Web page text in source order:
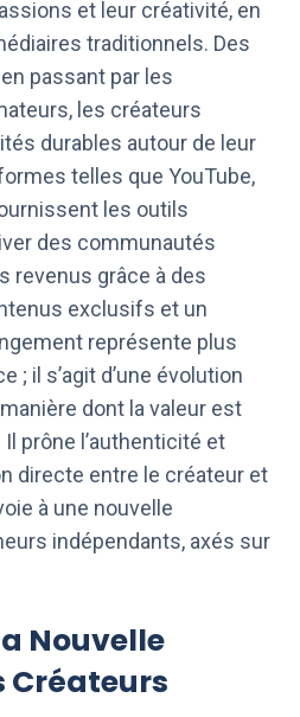
et leur créativité, en
traditionnels. Des
passant par les
les créateurs
durables autour de leur
telles que YouTube,
les outils
des communautés
revenus grâce à des
exclusifs et un
représente plus
; il s’agit d’une évolution
dont la valeur est
prône l’authenticité et
directe entre le créateur et
à une nouvelle
indépendants, axés sur
Nouvelle
Créateurs